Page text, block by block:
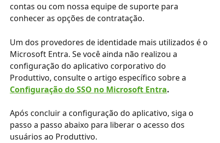
contas ou com nossa equipe de suporte para
conhecer as opções de contratação.
Um dos provedores de identidade mais utilizados é o
Microsoft Entra. Se você ainda não realizou a
configuração do aplicativo corporativo do
Produttivo, consulte o artigo específico sobre a
Configuração do SSO no Microsoft Entra.
Após concluir a configuração do aplicativo, siga o
passo a passo abaixo para liberar o acesso dos
usuários ao Produttivo.